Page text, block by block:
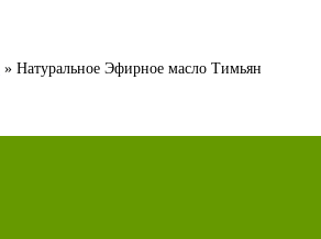
» Натуральное Эфирное масло Тимьян